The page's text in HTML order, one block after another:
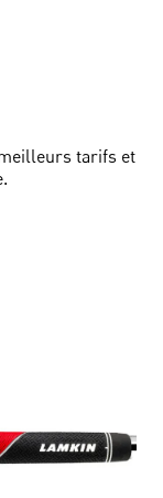
tarifs et